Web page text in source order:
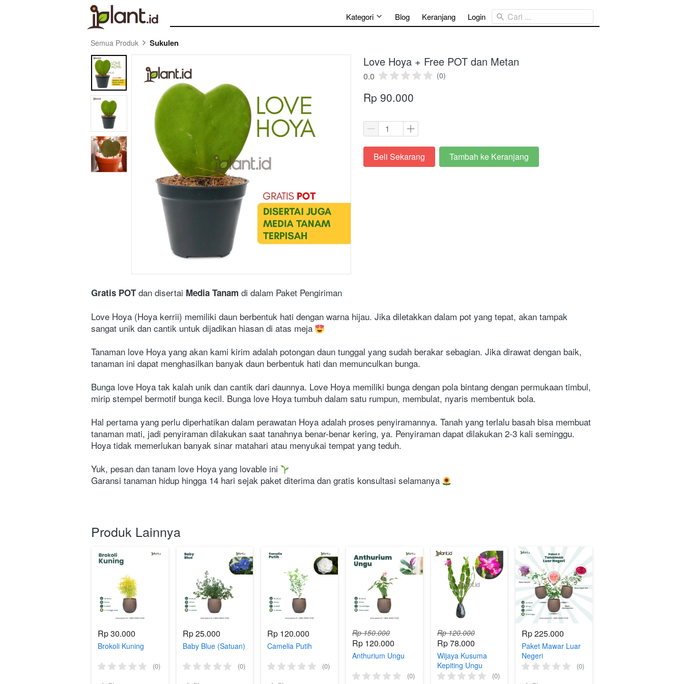
Kategori Blog Keranjang Login Cari ...
Semua Produk Sukulen
Love Hoya + Free POT dan Metan
0.0 (0)
Rp 90.000
`Beli Sekarang `
Tambah ke Keranjang
Gratis POT dan disertai Media Tanam di dalam Paket Pengiriman
Love Hoya (Hoya kerrii) memiliki daun berbentuk hati dengan warna hijau. Jika diletakkan dalam pot yang tepat, akan tampak
sangat unik dan cantik untuk dijadikan hiasan di atas meja
Tanaman love Hoya yang akan kami kirim adalah potongan daun tunggal yang sudah berakar sebagian. Jika dirawat dengan baik,
tanaman ini dapat menghasilkan banyak daun berbentuk hati dan memunculkan bunga.
Bunga love Hoya tak kalah unik dan cantik dari daunnya. Love Hoya memiliki bunga dengan pola bintang dengan permukaan timbul,
mirip stempel bermotif bunga kecil. Bunga love Hoya tumbuh dalam satu rumpun, membulat, nyaris membentuk bola.
Hal pertama yang perlu diperhatikan dalam perawatan Hoya adalah proses penyiramannya. Tanah yang terlalu basah bisa membuat
tanaman mati, jadi penyiraman dilakukan saat tanahnya benar-benar kering, ya. Penyiraman dapat dilakukan 2-3 kali seminggu.
Hoya tidak memerlukan banyak sinar matahari atau menyukai tempat yang teduh.
Yuk, pesan dan tanam love Hoya yang lovable ini
Garansi tanaman hidup hingga 14 hari sejak paket diterima dan gratis konsultasi selamanya
Produk Lainnya
Rp 30.000
Brokoli Kuning
(0)
Rp 25.000
Baby Blue (Satuan)
(0)
Rp 120.000
Camelia Putih
(0)
Rp 150.000
Rp 120.000
Anthurium Ungu
(0)
Rp 120.000
Rp 78.000
Wijaya Kusuma
Kepiting Ungu
(0)
Rp 225.000
Paket Mawar Luar
Negeri
(0)